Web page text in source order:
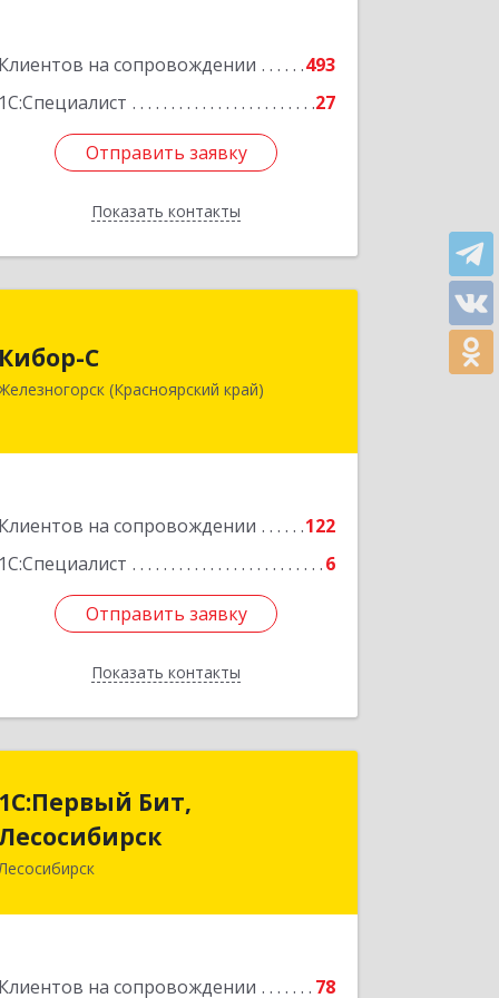
Клиентов на сопровождении
493
1С:Специалист
27
Отправить заявку
Показать контакты
Отправить заявку
Назад
Кибор-С
(Красноярский край)
Клиентов на сопровождении
122
1С:Специалист
6
Отправить заявку
Показать контакты
Железногорск г, Белорусская ул, дом
Отправить заявку
Назад
1С:Первый Бит,
Лесосибирск
Клиентов на сопровождении 78
Лесосибирск
662544, Красноярский край,
Подробнее